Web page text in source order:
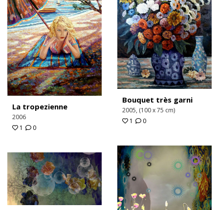
Bouquet très garni
2005, (100 x 75 cm)
1
0
La tropezienne
2006
1
0